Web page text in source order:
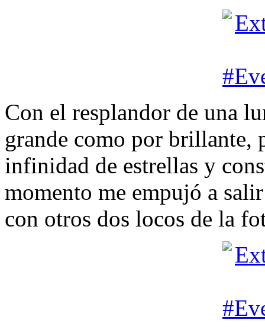
Con el resplandor de una
grande como por brillante,
infinidad de estrellas y
momento me empujó a
con otros dos locos de la